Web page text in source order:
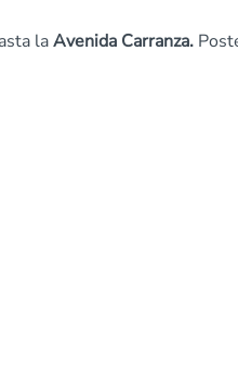
laAvenida Carranza.